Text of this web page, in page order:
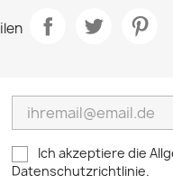
Ich akzeptiere die
Datenschutzrichtlinie.